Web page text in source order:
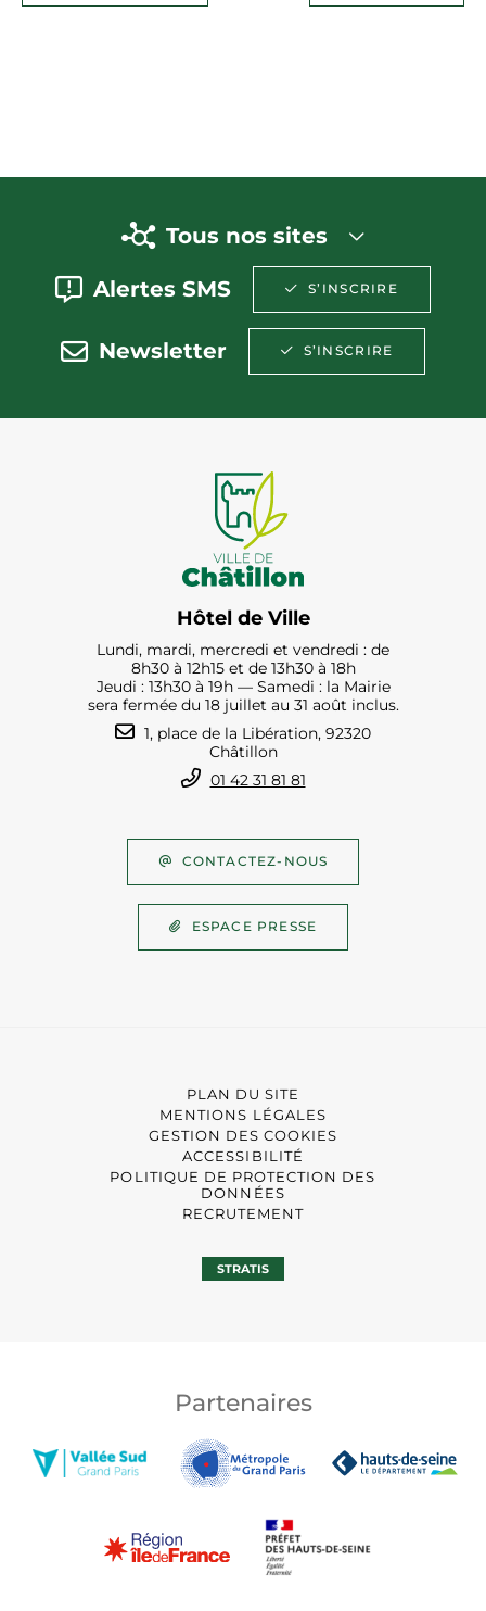
Tous nos sites
Alertes SMS S’INSCRIRE
Newsletter S’INSCRIRE
Hôtel de Ville
Lundi, mardi, mercredi et vendredi : de
8h30 à 12h15 et de 13h30 à 18h
Jeudi : 13h30 à 19h — Samedi : la Mairie
sera fermée du 18 juillet au 31 août inclus.
1, place de la Libération, 92320
Châtillon
01 42 31 81 81
CONTACTEZ-NOUS
ESPACE PRESSE
PLAN DU SITE
MENTIONS LÉGALES
GESTION DES COOKIES
ACCESSIBILITÉ
POLITIQUE DE PROTECTION DES
DONNÉES
RECRUTEMENT
STRATIS
Partenaires